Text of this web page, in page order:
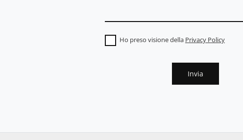
Ho preso visione della Privacy Policy
Invia